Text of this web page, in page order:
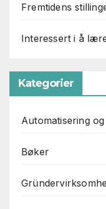
Fremtidens
Interessert i å
Kategorier
Automatisering
Bøker